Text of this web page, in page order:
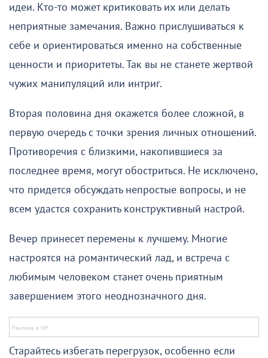
идеи. Кто-то может критиковать их или делать
неприятные замечания. Важно прислушиваться к
себе и ориентироваться именно на собственные
ценности и приоритеты. Так вы не станете жертвой
чужих манипуляций или интриг.
Вторая половина дня окажется более сложной, в
первую очередь с точки зрения личных отношений.
Противоречия с близкими, накопившиеся за
последнее время, могут обостриться. Не исключено,
что придется обсуждать непростые вопросы, и не
всем удастся сохранить конструктивный настрой.
Вечер принесет перемены к лучшему. Многие
настроятся на романтический лад, и встреча с
любимым человеком станет очень приятным
завершением этого неоднозначного дня.
Старайтесь избегать перегрузок, особенно если